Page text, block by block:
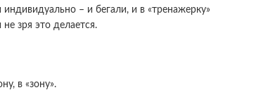
– и бегали, и в «тренажерку»
зря это делается.
в «зону».